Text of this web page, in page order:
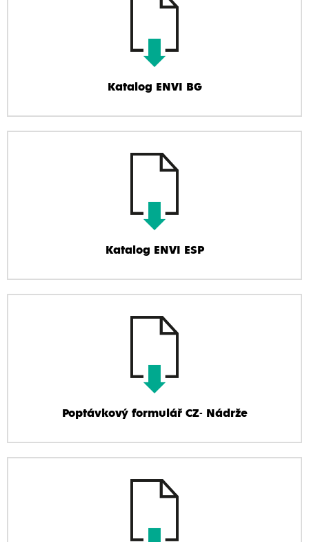
Katalog ENVI BG
Katalog ENVI ESP
Poptávkový formulář CZ- Nádrže